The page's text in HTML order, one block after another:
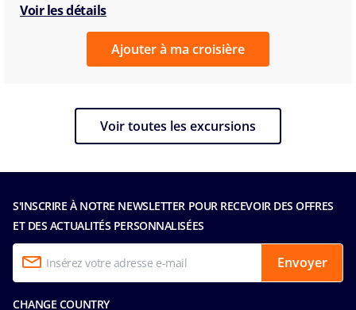
Voir les détails
Ajouter à ma croisière
Voir toutes les excursions
S'INSCRIRE À NOTRE NEWSLETTER POUR RECEVOIR DES OFFRES
ET DES ACTUALITÉS PERSONNALISÉES
Envoyer
CHANGE COUNTRY